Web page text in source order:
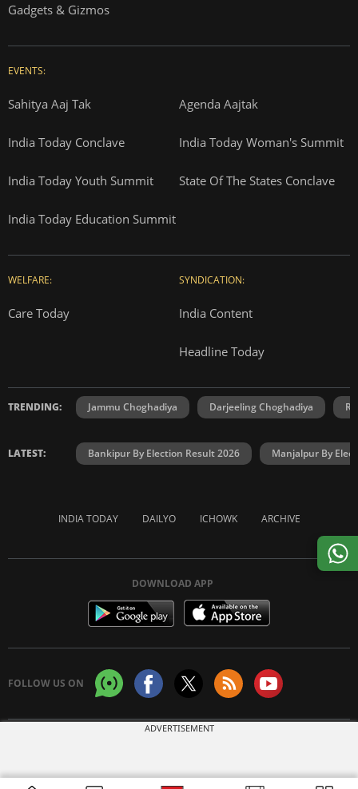
Gadgets & Gizmos
EVENTS:
Sahitya Aaj Tak Agenda Aajtak
India Today Conclave India Today Woman's Summit
India Today Youth Summit State Of The States Conclave
India Today Education Summit
WELFARE:
Care Today
SYNDICATION:
India Content
Headline Today
TRENDING: Jammu Choghadiya Darjeeling Choghadiya
LATEST: Bankipur By Election Result 2026 Manjalpur By
INDIA TODAY DAILYO ICHOWK ARCHIVE
DOWNLOAD APP
FOLLOW US ON
ADVERTISEMENT